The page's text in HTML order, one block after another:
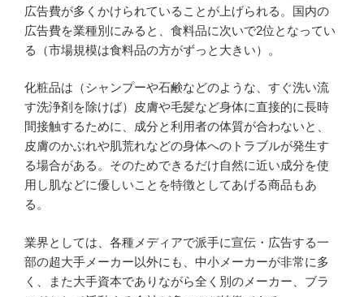
広告費が多くかけられていることが上げられる。国内の
広告費を業種別にみると、食料品に次いで2位となってい
る（市場規模は食料品の方がずっと大きい）。
化粧品は（シャンプーや石鹸などのような、すぐ洗い流
す洗浄剤を除けば）皮膚や毛髪など身体に直接的に長時
間接触するために、成分と利用者の体質が合わないと、
皮膚のかぶれや肌荒れなどの身体へのトラブルが発生す
る場合がある。そのためできるだけ自然に近い成分を使
用し肌などに優しいことを特徴としてあげる商品もあ
る。
業界としては、各種メディアで派手に宣伝・広告する一
部の超大手メーカー以外にも、中小メーカーが非常に多
く、また大手資本でありながら全く別のメーカー、ブラ